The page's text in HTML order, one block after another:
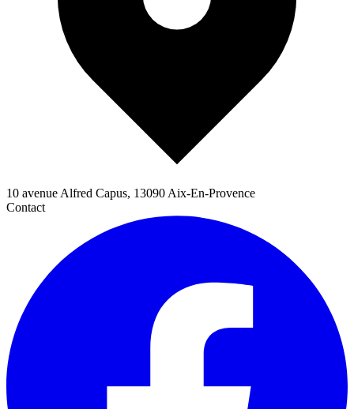
10 avenue Alfred Capus, 13090 Aix-En-Provence
Contact